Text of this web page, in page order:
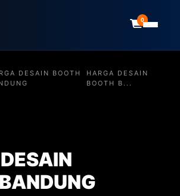
0
DESAIN BOOTH
HARGA DESAIN
BOOTH B...